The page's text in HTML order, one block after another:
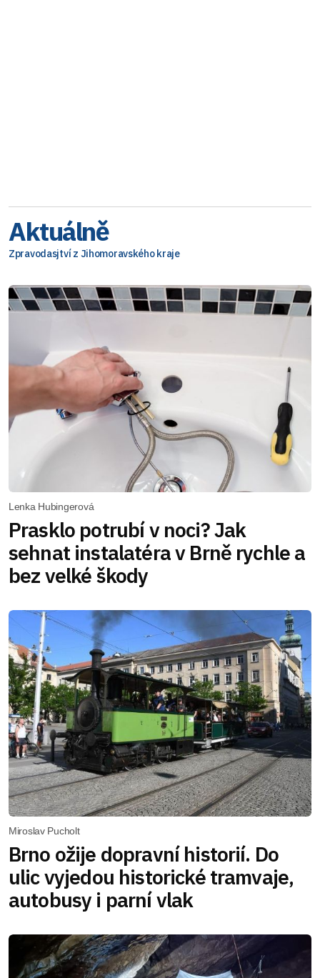
Aktuálně
Zpravodasjtví z Jihomoravského kraje
Lenka Hubingerová
Prasklo potrubí v noci? Jak
sehnat instalatéra v Brně rychle a
bez velké škody
Miroslav Pucholt
Brno ožije dopravní historií. Do
ulic vyjedou historické tramvaje,
autobusy i parní vlak